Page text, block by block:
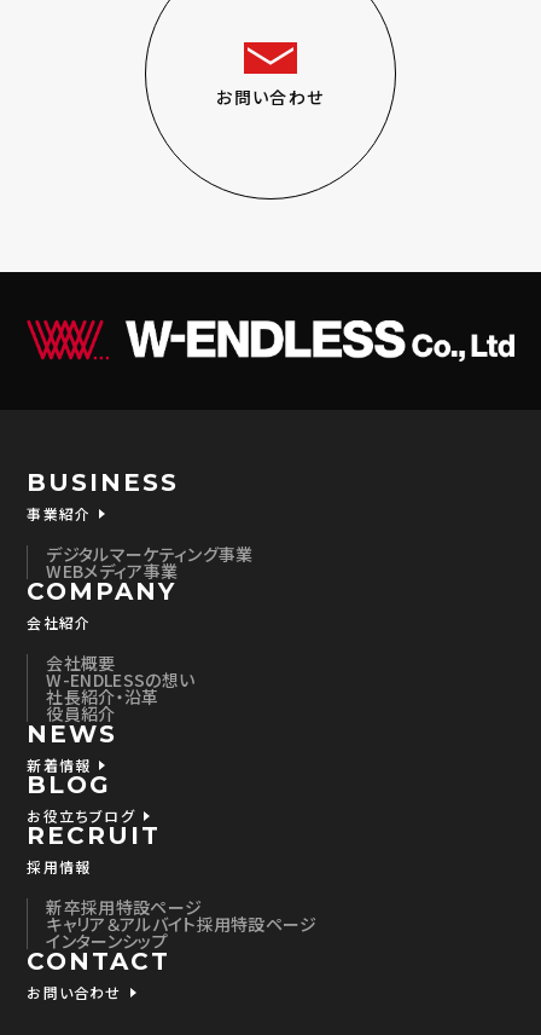
（7）保有個人データの開示等および問い合わ
せ窓口について
ご本人からの求めにより、当社が保有する保
有個人データに関する開示、利用目的の通
知、内容の訂正・追加または削除、利用停止、
消去および第三者提供の停止、第三者への提
供記録(以下、開示等という)に応じます。
先」を参照してください。
（8）本人が容易に認識できない方法による個
クッキーとは、ご本人のパソコンとホームペー
ジとの間でやり取りする小さな情報ファイル
するサービスをよりご満足いただけるように
改良するためにのみ使用いたします。
ご本人のコンピュータからのアクセス状況を
把握して、 Webページの閲覧状況等に関す
る統計を取ることができる技術です。
なお、これらのクッキー、Webビーコンによっ
てご本人およびご本人のコンピュータを特定
できる情報を収集することはありませんが、
クッキー、Webビーコンの使用を希望されな
い場合は、ご使用されているブラウザの設定
（9）個人情報の安全管理措置について
取得した個人情報については、漏洩、減失ま
たはき損の防止と是正、その他個人情報の安
お問い合わせ
BUSINESS
事業紹介
デジタルマーケティング事業
WEBメディア事業
COMPANY
会社紹介
会社概要
W-ENDLESSの想い
社長紹介・沿革
役員紹介
NEWS
新着情報
BLOG
お役立ちブログ
RECRUIT
採用情報
新卒採用特設ページ
キャリア＆アルバイト採用特設ページ
インターンシップ
CONTACT
お問い合わせ